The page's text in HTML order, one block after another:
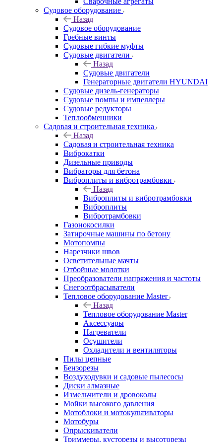
Судовое оборудование
Назад
Судовое оборудование
Гребные винты
Судовые гибкие муфты
Судовые двигатели
Назад
Судовые двигатели
Генераторные двигатели HYUNDAI
Судовые дизель-генераторы
Судовые помпы и импеллеры
Судовые редукторы
Теплообменники
Садовая и строительная техника
Назад
Садовая и строительная техника
Виброкатки
Дизельные приводы
Вибраторы для бетона
Виброплиты и вибротрамбовки
Назад
Виброплиты и вибротрамбовки
Виброплиты
Вибротрамбовки
Газонокосилки
Затирочные машины по бетону
Мотопомпы
Нарезчики швов
Осветительные мачты
Отбойные молотки
Преобразователи напряжения и частоты
Снегоотбрасыватели
Тепловое оборудование Master
Назад
Тепловое оборудование Master
Аксессуары
Нагреватели
Осушители
Охладители и вентиляторы
Пилы цепные
Бензорезы
Воздуходувки и садовые пылесосы
Диски алмазные
Измельчители и дровоколы
Мойки высокого давления
Мотоблоки и мотокультиваторы
Мотобуры
Опрыскиватели
Триммеры, кусторезы и высоторезы